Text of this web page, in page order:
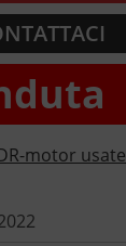
motor usate